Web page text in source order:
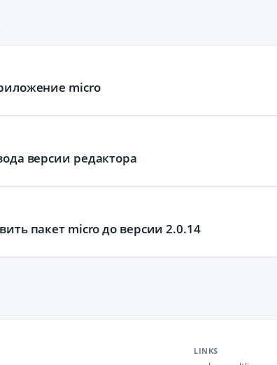
micro
версии редактора
пакет micro до версии 2.0.14
LINKS